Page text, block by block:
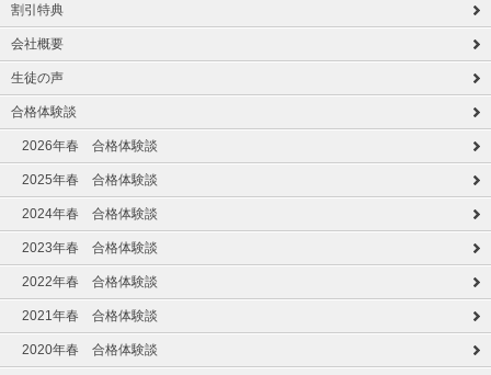
割引特典
会社概要
生徒の声
合格体験談
2026年春 合格体験談
2025年春 合格体験談
2024年春 合格体験談
2023年春 合格体験談
2022年春 合格体験談
2021年春 合格体験談
2020年春 合格体験談